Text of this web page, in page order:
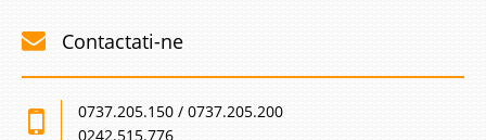
Contactati-ne
0737.205.150 / 0737.205.200
0242.515.776